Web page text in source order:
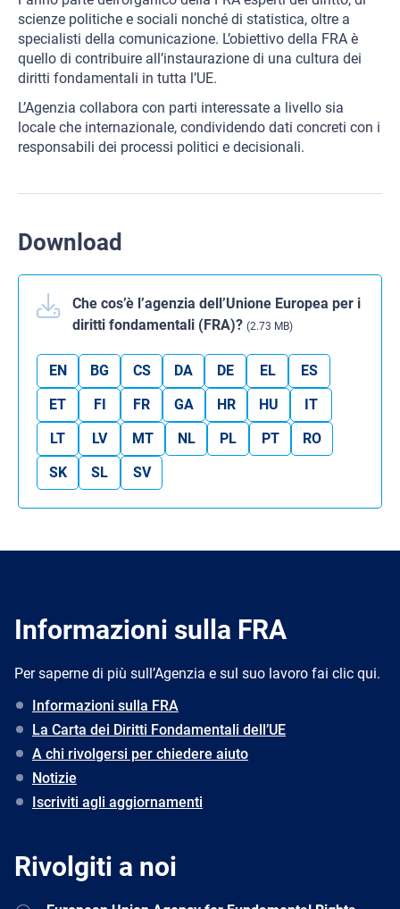
scienze politiche e sociali nonché di statistica, oltre a
specialisti della comunicazione. L’obiettivo della FRA è
quello di contribuire all’instaurazione di una cultura dei
diritti fondamentali in tutta l’UE.
L’Agenzia collabora con parti interessate a livello sia
locale che internazionale, condividendo dati concreti con i
responsabili dei processi politici e decisionali.
Download
Che cos’è l’agenzia dell’Unione Europea per i
diritti fondamentali (FRA)? (2.73 MB)
EN BG CS DA DE EL
ES
ET
FI FR GA HR HU
IT
LT
LV MT NL PL PT
RO
SK
SL SV
Informazioni sulla FRA
Per saperne di più sull’Agenzia e sul suo lavoro fai clic qui.
Informazioni sulla FRA
La Carta dei Diritti Fondamentali dell’UE
A chi rivolgersi per chiedere aiuto
Notizie
Iscriviti agli aggiornamenti
Rivolgiti a noi